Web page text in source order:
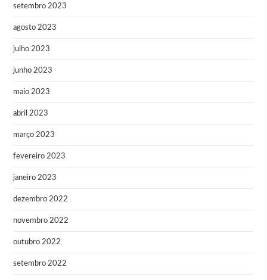
setembro 2023
agosto 2023
julho 2023
junho 2023
maio 2023
abril 2023
março 2023
fevereiro 2023
janeiro 2023
dezembro 2022
novembro 2022
outubro 2022
setembro 2022